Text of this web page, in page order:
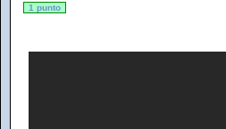
1 punto